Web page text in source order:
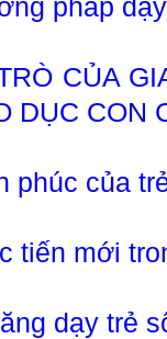
pháp
CỦA
DỤC CON
phúc của
tiến mới
dạy trẻ